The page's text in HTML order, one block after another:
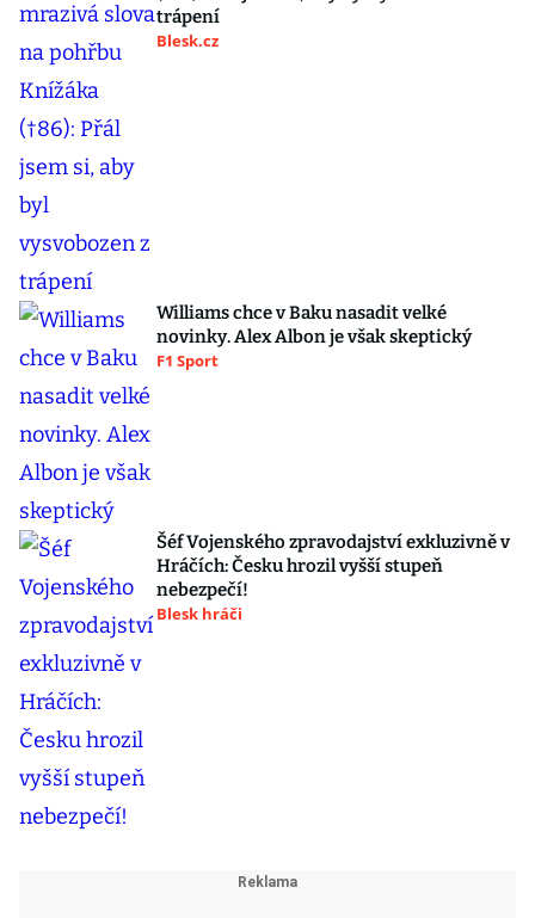
trápení
Blesk.cz
Williams chce v Baku nasadit velké
novinky. Alex Albon je však skeptický
F1 Sport
Šéf Vojenského zpravodajství exkluzivně v
Hráčích: Česku hrozil vyšší stupeň
nebezpečí!
Blesk hráči